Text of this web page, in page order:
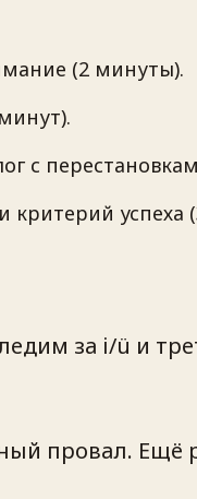
(2 минуты).
с
критерий успеха
за i/ü и
провал.